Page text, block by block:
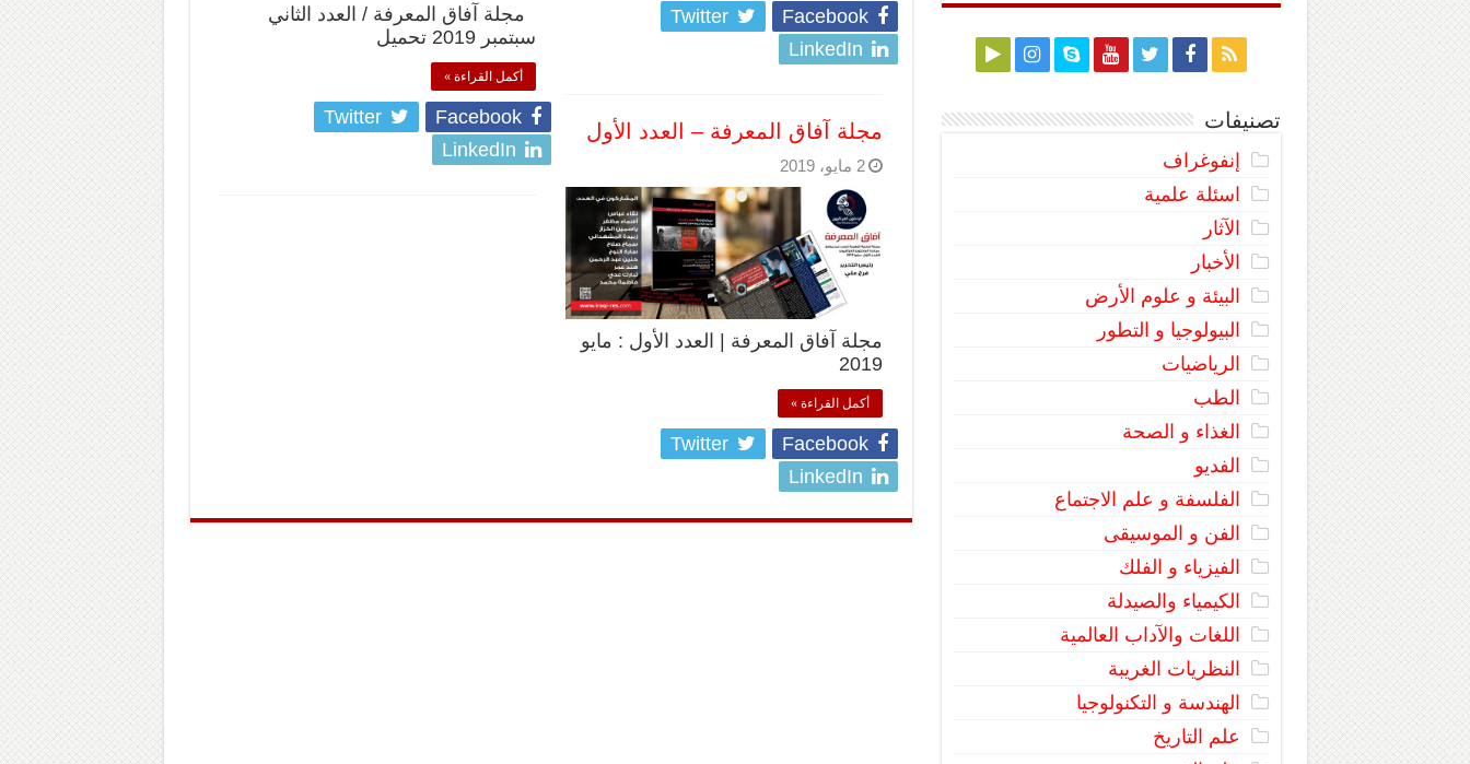
Facebook
Twitter
LinkedIn
مجلة آفاق المعرفة / العدد الثاني
سبتمبر 2019 تحميل
أكمل القراءة »
Facebook
Twitter
LinkedIn
مجلة آفاق المعرفة – العدد الأول
2 مايو، 2019
مجلة آفاق المعرفة | العدد الأول : مايو
2019
أكمل القراءة »
Facebook
Twitter
LinkedIn
تصنيفات
إنفوغراف
اسئلة علمية
الآثار
الأخبار
البيئة و علوم الأرض
البيولوجيا و التطور
الرياضيات
الطب
الغذاء و الصحة
الفديو
الفلسفة و علم الاجتماع
الفن و الموسيقى
الفيزياء و الفلك
الكيمياء والصيدلة
اللغات والآداب العالمية
النظريات الغريبة
الهندسة و التكنولوجيا
علم التاريخ